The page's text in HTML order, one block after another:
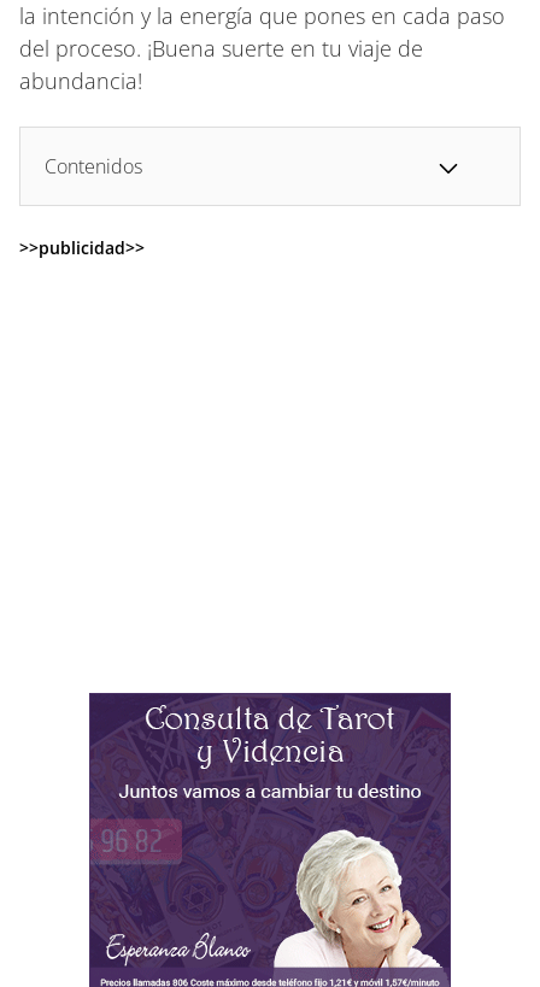
la intención y la energía que pones en cada paso
del proceso. ¡Buena suerte en tu viaje de
abundancia!
Contenidos
>>publicidad>>